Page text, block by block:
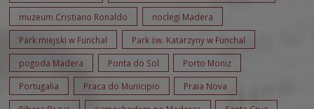
muzeum Cristiano Ronaldo noclegi Madera
Park miejski w Funchal Park św. Katarzyny w Funchal
pogoda Madera Ponta do Sol Porto Moniz
Portugalia Praca do Municipio Praia Nova